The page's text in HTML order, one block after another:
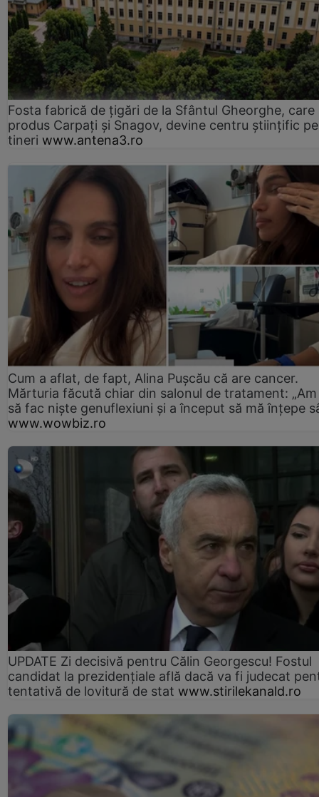
Fosta fabrică de țigări de la Sfântul Gheorghe, care
produs Carpați și Snagov, devine centru științific
tineri www.antena3.ro
Cum a aflat, de fapt, Alina Pușcău că are cancer.
Mărturia făcută chiar din salonul de tratament:
să fac niște genuflexiuni și a început să mă înțepe
www.wowbiz.ro
UPDATE Zi decisivă pentru Călin Georgescu! Fostul
candidat la prezidențiale află dacă va fi judecat
tentativă de lovitură de stat www.stirilekanald.ro